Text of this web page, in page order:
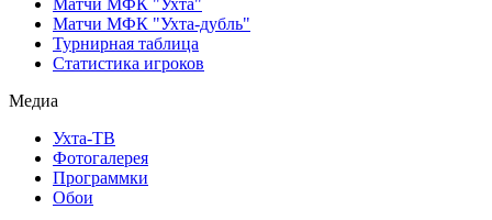
Матчи МФК "Ухта"
Матчи МФК "Ухта-дубль"
Турнирная таблица
Статистика игроков
Медиа
Ухта-ТВ
Фотогалерея
Программки
Обои